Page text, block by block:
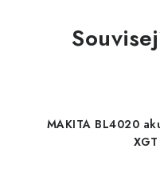
MAKITA BL4020